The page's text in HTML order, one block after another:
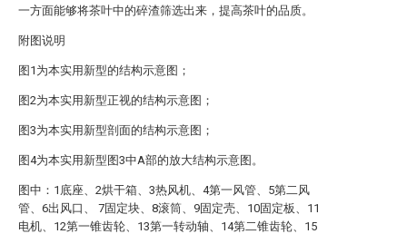
一方面能够将茶叶中的碎渣筛选出来，提高茶叶的品质。
附图说明
图1为本实用新型的结构示意图；
图2为本实用新型正视的结构示意图；
图3为本实用新型剖面的结构示意图；
图4为本实用新型图3中A部的放大结构示意图。
图中：1底座、2烘干箱、3热风机、4第一风管、5第二风
管、6出风口、 7固定块、8滚筒、9固定壳、10固定板、11
电机、12第一锥齿轮、13第一转动轴、14第二锥齿轮、15